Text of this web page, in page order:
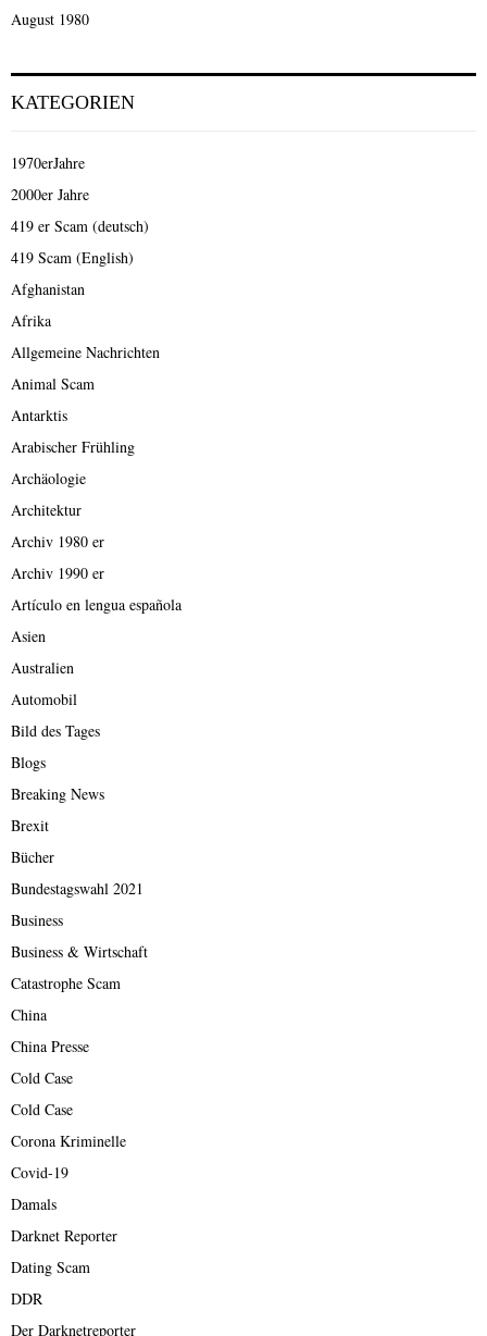
August 1980
KATEGORIEN
1970erJahre
2000er Jahre
419 er Scam (deutsch)
419 Scam (English)
Afghanistan
Afrika
Allgemeine Nachrichten
Animal Scam
Antarktis
Arabischer Frühling
Archäologie
Architektur
Archiv 1980 er
Archiv 1990 er
Artículo en lengua española
Asien
Australien
Automobil
Bild des Tages
Blogs
Breaking News
Brexit
Bücher
Bundestagswahl 2021
Business
Business & Wirtschaft
Catastrophe Scam
China
China Presse
Cold Case
Cold Case
Corona Kriminelle
Covid-19
Damals
Darknet Reporter
Dating Scam
DDR
Der Darknetreporter